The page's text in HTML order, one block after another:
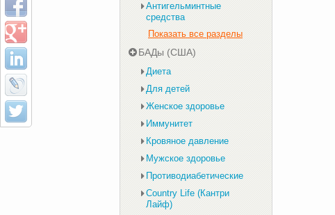
Антигельминтные
средства
Показать все разделы
БАДы (США)
Диета
Для детей
Женское здоровье
Иммунитет
Кровяное давление
Мужское здоровье
Противодиабетические
Country Life (Кантри
Лайф)